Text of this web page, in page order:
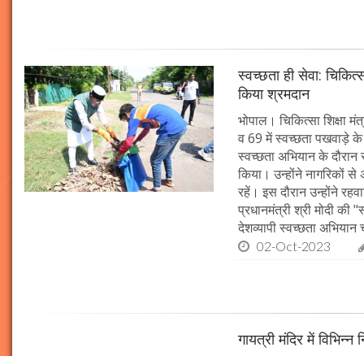
स्वच्छता ही सेवा:
किया श्रमदान
भोपाल। चिकित्सा शिक्षा
व 69 में स्वच्छता पखवाड़े के
स्वच्छता अभियान के
किया। उन्होंने नागरिकों
रहें। इस दौरान उन्होंने
प्रधानमंत्री श्री मोदी
देशव्यापी स्वच्छता अभियान
02-Oct-2023
गायत्री मंदिर में विभिन्न